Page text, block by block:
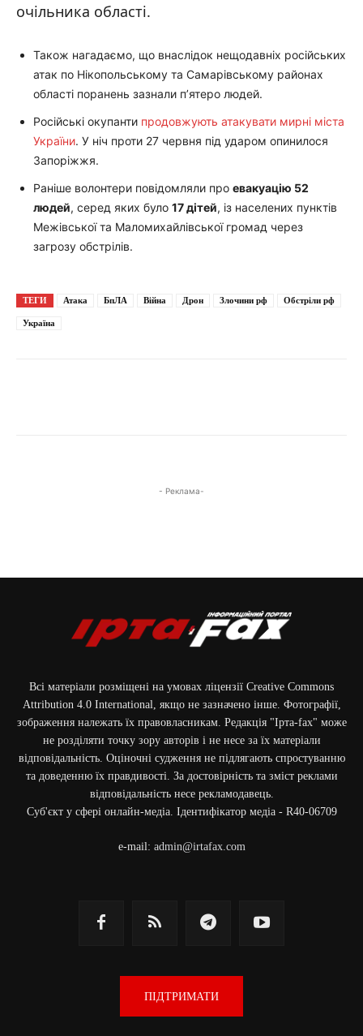
очільника області.
Також нагадаємо, що внаслідок нещодавніх російських
атак по Нікопольському та Самарівському районах
області поранень зазнали п’ятеро людей.
Російські окупанти продовжують атакувати мирні міста
України. У ніч проти 27 червня під ударом опинилося
Запоріжжя.
Раніше волонтери повідомляли про евакуацію 52
людей, серед яких було 17 дітей, із населених пунктів
Межівської та Маломихайлівської громад через
загрозу обстрілів.
ТЕГИ Атака БпЛА Війна Дрон Злочини рф Обстріли рф
Україна
- Реклама-
Всі матеріали розміщені на умовах ліцензії Creative Commons
Attribution 4.0 International, якщо не зазначено інше. Фотографії,
зображення належать їх правовласникам. Редакція "Ірта-fax" може
не розділяти точку зору авторів і не несе за їх матеріали
відповідальність. Оціночні судження не підлягають спростуванню
та доведенню їх правдивості. За достовірність та зміст реклами
відповідальність несе рекламодавець.
Cуб'єкт у сфері онлайн-медіа. Ідентифікатор медіа - R40-06709
e-mail: admin@irtafax.com
ПІДТРИМАТИ